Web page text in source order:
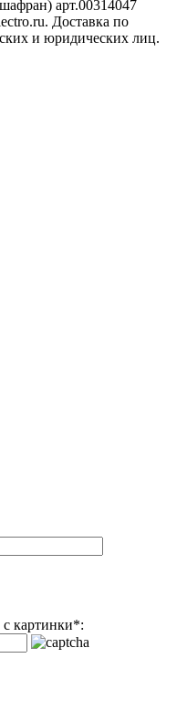
арт.00314047
Доставка по
и юридических лиц.
картинки*: